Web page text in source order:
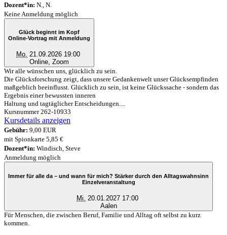
Dozent*in: N., N.
Keine Anmeldung möglich
Glück beginnt im Kopf
Online-Vortrag mit Anmeldung
Mo. 21.09.2026 19:00
Online, Zoom
Wir alle wünschen uns, glücklich zu sein.
Die Glücksforschung zeigt, dass unsere Gedankenwelt unser Glücksempfinden
maßgeblich beeinflusst. Glücklich zu sein, ist keine Glückssache - sondern das
Ergebnis einer bewussten inneren
Haltung und tagtäglicher Entscheidungen....
Kursnummer 262-10933
Kursdetails anzeigen
Gebühr: 9,00 EUR
mit Spionkarte 5,85 €
Dozent*in: Windisch, Steve
Anmeldung möglich
Immer für alle da – und wann für mich? Stärker durch den Alltagswahnsinn
Einzelveranstaltung
Mi. 20.01.2027 17:00
Aalen
Für Menschen, die zwischen Beruf, Familie und Alltag oft selbst zu kurz
kommen.